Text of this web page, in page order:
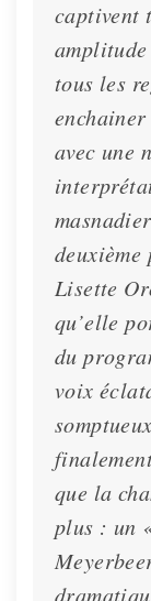
captivent
tous les
avec une
Lisette
qu’elle
du
voix
que la
plus : un